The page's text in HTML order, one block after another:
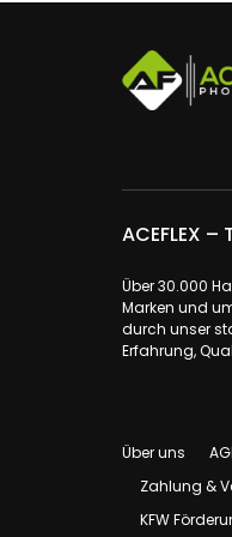
ACEFLEX –
Über 30.000
Marken und
durch unser
Erfahrung,
Über uns
Zahlung &
KFW